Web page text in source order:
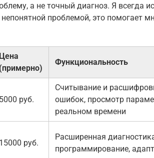
а не точный диагноз. Я всегда
проблемой, это помогает
Цена
(примерно)
Функциональность
5000 руб.
Считывание и
ошибок, просмотр
реальном времени
15000 руб.
Расширенная
программирование,